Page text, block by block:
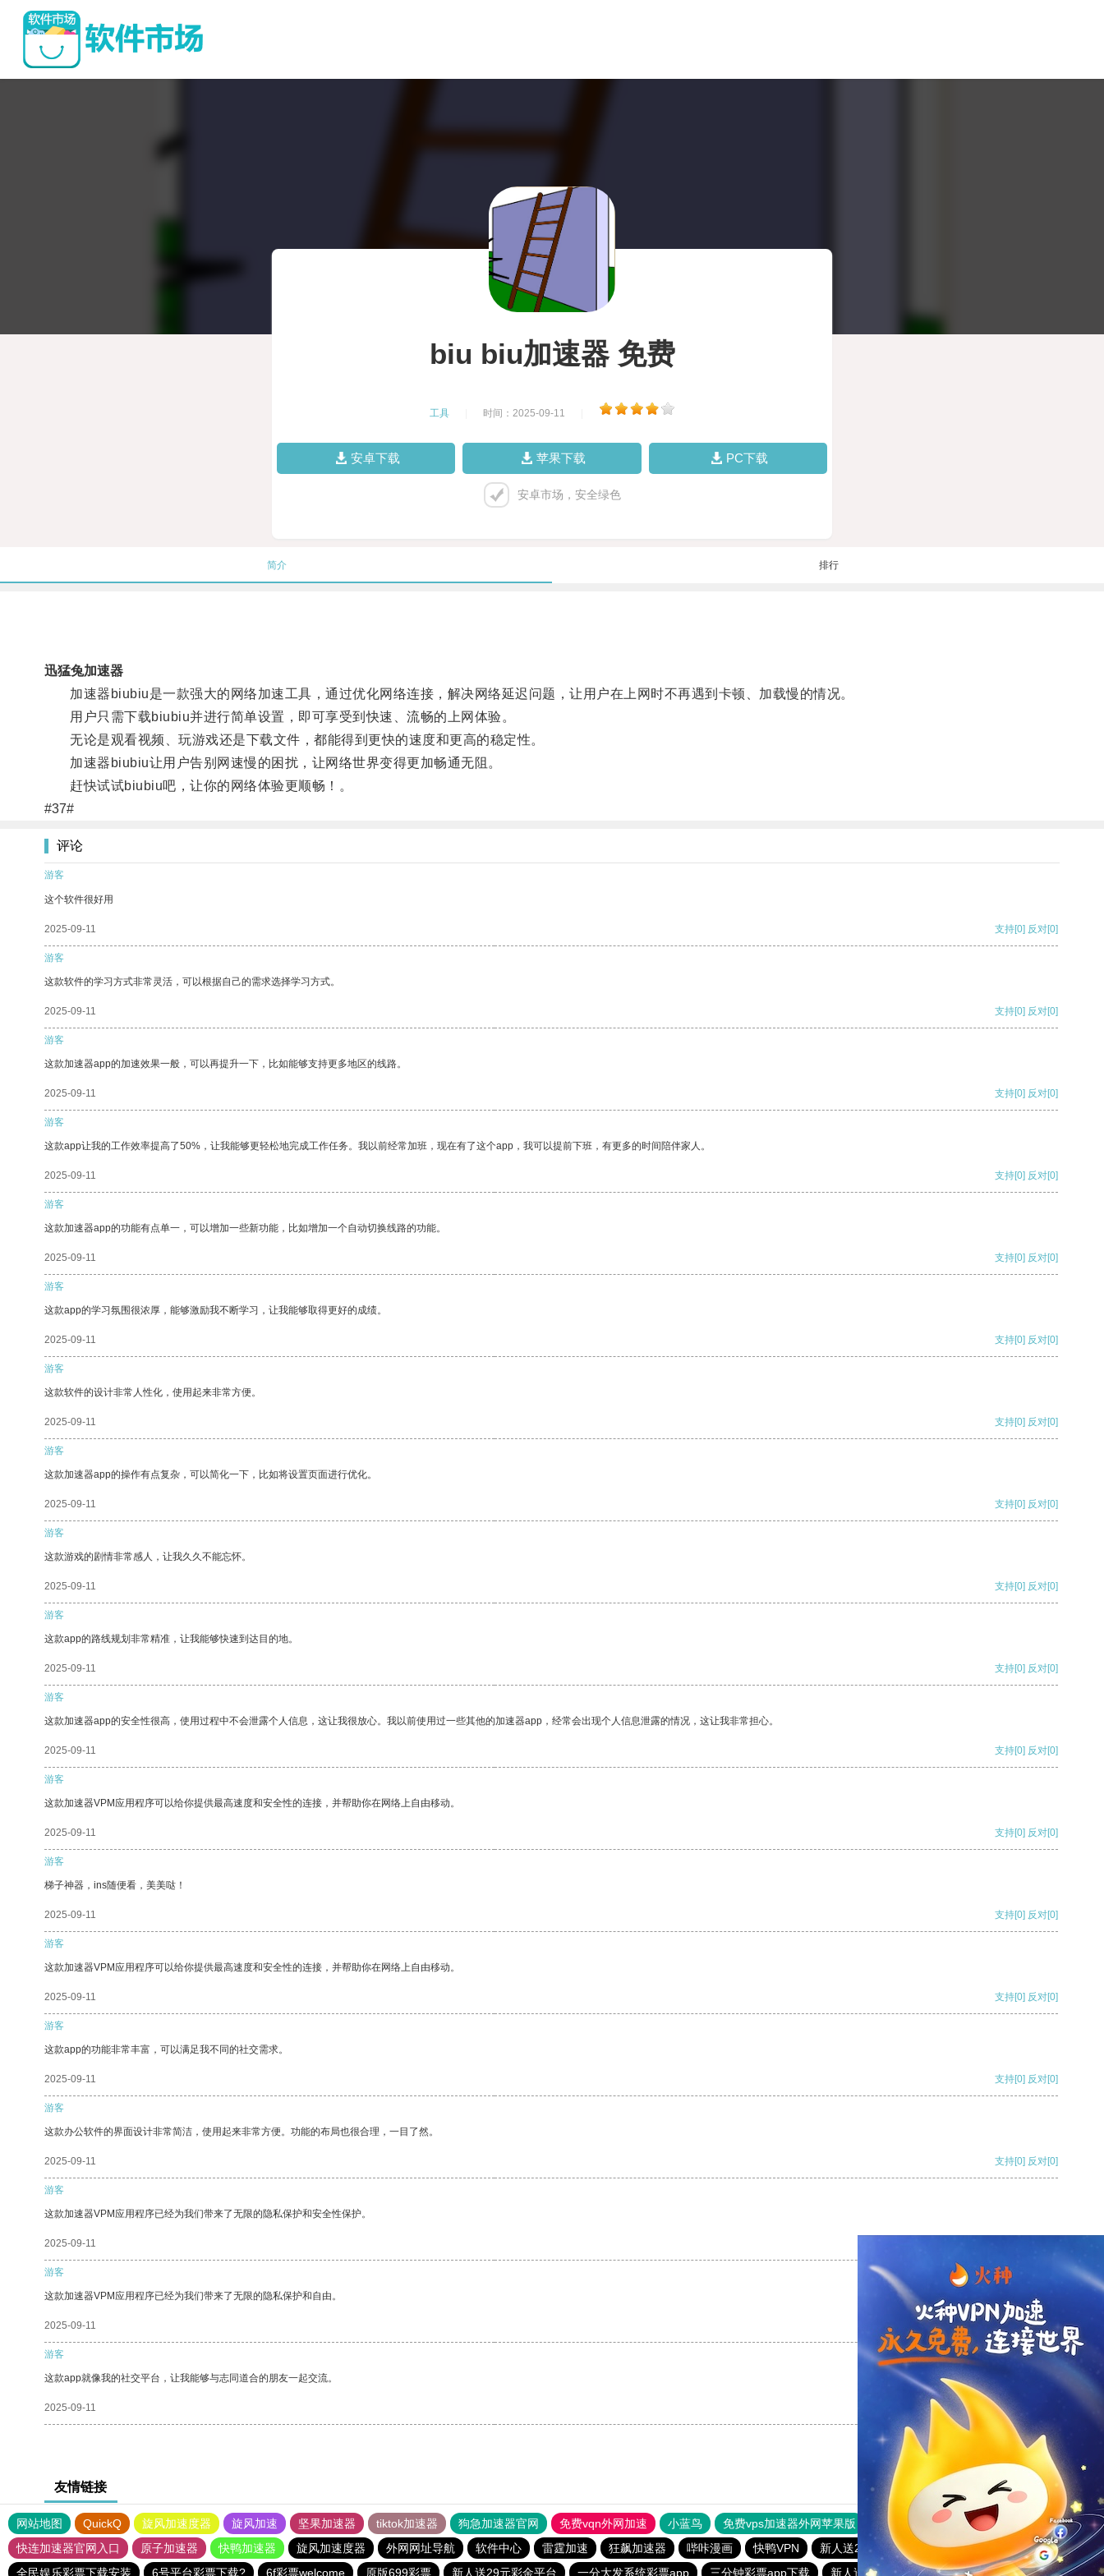
biu biu加速器 免费
工具 时间：2025-09-11
安卓下载 苹果下载 PC下载
安卓市场，安全绿色
简介 排行
迅猛兔加速器
加速器biubiu是一款强大的网络加速工具，通过优化网络连接，解决网络延迟问题，让用户在上网时不再遇到卡顿、加载慢的情况。
用户只需下载biubiu并进行简单设置，即可享受到快速、流畅的上网体验。
无论是观看视频、玩游戏还是下载文件，都能得到更快的速度和更高的稳定性。
加速器biubiu让用户告别网速慢的困扰，让网络世界变得更加畅通无阻。
赶快试试biubiu吧，让你的网络体验更顺畅！。
#37#
评论
游客
这个软件很好用
2025-09-11 支持[0] 反对[0]
游客
这款软件的学习方式非常灵活，可以根据自己的需求选择学习方式。
2025-09-11 支持[0] 反对[0]
游客
这款加速器app的加速效果一般，可以再提升一下，比如能够支持更多地区的线路。
2025-09-11 支持[0] 反对[0]
游客
这款app让我的工作效率提高了50%，让我能够更轻松地完成工作任务。我以前经常加班，现在有了这个app，我可以提前下班，有更多的时间陪伴家人。
2025-09-11 支持[0] 反对[0]
游客
这款加速器app的功能有点单一，可以增加一些新功能，比如增加一个自动切换线路的功能。
2025-09-11 支持[0] 反对[0]
游客
这款app的学习氛围很浓厚，能够激励我不断学习，让我能够取得更好的成绩。
2025-09-11 支持[0] 反对[0]
游客
这款软件的设计非常人性化，使用起来非常方便。
2025-09-11 支持[0] 反对[0]
游客
这款加速器app的操作有点复杂，可以简化一下，比如将设置页面进行优化。
2025-09-11 支持[0] 反对[0]
游客
这款游戏的剧情非常感人，让我久久不能忘怀。
2025-09-11 支持[0] 反对[0]
游客
这款app的路线规划非常精准，让我能够快速到达目的地。
2025-09-11 支持[0] 反对[0]
游客
这款加速器app的安全性很高，使用过程中不会泄露个人信息，这让我很放心。我以前使用过一些其他的加速器app，经常会出现个人信息泄露的情况，这让我非常担心。
2025-09-11 支持[0] 反对[0]
游客
这款加速器VPM应用程序可以给你提供最高速度和安全性的连接，并帮助你在网络上自由移动。
2025-09-11 支持[0] 反对[0]
游客
梯子神器，ins随便看，美美哒！
2025-09-11 支持[0] 反对[0]
游客
这款加速器VPM应用程序可以给你提供最高速度和安全性的连接，并帮助你在网络上自由移动。
2025-09-11 支持[0] 反对[0]
游客
这款app的功能非常丰富，可以满足我不同的社交需求。
2025-09-11 支持[0] 反对[0]
游客
这款办公软件的界面设计非常简洁，使用起来非常方便。功能的布局也很合理，一目了然。
2025-09-11 支持[0] 反对[0]
游客
这款加速器VPM应用程序已经为我们带来了无限的隐私保护和安全性保护。
2025-09-11
游客
这款加速器VPM应用程序已经为我们带来了无限的隐私保护和自由。
2025-09-11 支持 [0] 反对 [0]
游客
这款app就像我的社交平台，让我能够与志同道合的朋友一起交流。
2025-09-11 支持
友情链接
网站地图 QuickQ 旋风加速度器 旋风加速 坚果加速器 tiktok加速器 狗急加速器官网 免费vqn外网加速 小蓝鸟 免费vps加速器外网苹果版 旋风加速度器
快连加速器
快连加速器官网入口
原子加速器 快鸭加速器 旋风加速度器 外网网址导航 软件中心 雷霆加速 狂飙加速器 哔咔漫画 快鸭VPN 新人送29元彩金平台
国民彩票下载地址
全民娱乐彩票下载安装
6号平台彩票下载? 6f彩票welcome 原版699彩票 新人送29元彩金平台 一分大发系统彩票app 三分钟彩票app下载 新人送29元彩金平台 永盈彩票-购彩大厅